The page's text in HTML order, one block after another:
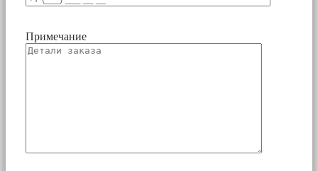
Примечание